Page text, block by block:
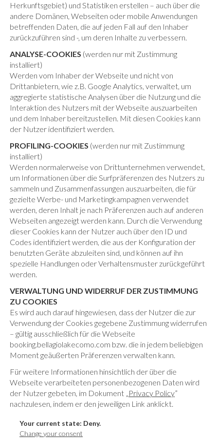
Herkunftsgebiet) und Statistiken erstellen – auch über die
andere Domänen, Webseiten oder mobile Anwendungen
betreffenden Daten, die auf jeden Fall auf den Inhaber
zurückzuführen sind -, um deren Inhalte zu verbessern.
ANALYSE-COOKIES (werden nur mit Zustimmung
installiert)
Werden vom Inhaber der Webseite und nicht von
Drittanbietern, wie z.B. Google Analytics, verwaltet, um
aggregierte statistische Analysen über die Nutzung und die
Interaktion des Nutzers mit der Webseite auszuarbeiten
und dem Inhaber bereitzustellen. Mit diesen Cookies kann
der Nutzer identifiziert werden.
PROFILING-COOKIES (werden nur mit Zustimmung
installiert)
Werden normalerweise von Drittunternehmen verwendet,
um Informationen über die Surfpräferenzen des Nutzers zu
sammeln und Zusammenfassungen auszuarbeiten, die für
gezielte Werbe- und Marketingkampagnen verwendet
werden, deren Inhalt je nach Präferenzen auch auf anderen
Webseiten angezeigt werden kann. Durch die Verwendung
dieser Cookies kann der Nutzer auch über den ID und
Codes identifiziert werden, die aus der Konfiguration der
benutzten Geräte abzuleiten sind, und können auf ihn
spezielle Handlungen oder Verhaltensmuster zurückgeführt
werden.
VERWALTUNG UND WIDERRUF DER ZUSTIMMUNG
ZU COOKIES
Es wird auch darauf hingewiesen, dass der Nutzer die zur
Verwendung der Cookies gegebene Zustimmung widerrufen
– gültig ausschließlich für die Webseite
booking.bellagiolakecomo.com bzw. die in jedem beliebigen
Moment geäußerten Präferenzen verwalten kann.
Für weitere Informationen hinsichtlich der über die
Webseite verarbeiteten personenbezogenen Daten wird
der Nutzer gebeten, im Dokument „Privacy Policy”
nachzulesen, indem er den jeweiligen Link anklickt.
Your current state: Deny.
Change your consent